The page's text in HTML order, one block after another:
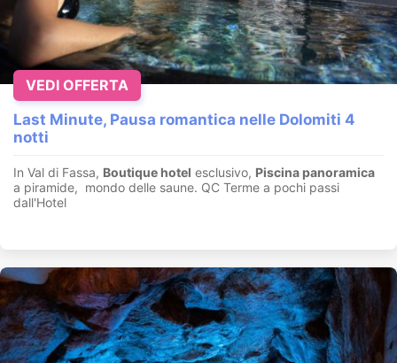
Last Minute, Pausa romantica nelle Dolomiti 4
notti
In Val di Fassa, Boutique hotel esclusivo, Piscina panoramica
a piramide, mondo delle saune. QC Terme a pochi passi
dall'Hotel
VEDI OFFERTA